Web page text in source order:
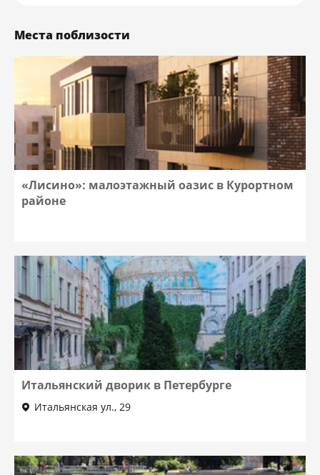
Места поблизости
«Лисино»: малоэтажный оазис в Курортном
районе
Итальянский дворик в Петербурге
Итальянская ул., 29